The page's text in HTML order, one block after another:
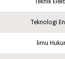
Teknik
Teknologi
limu